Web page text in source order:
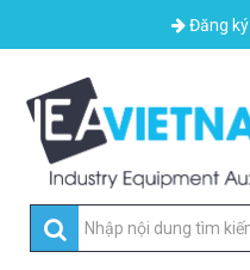
Đăng ký